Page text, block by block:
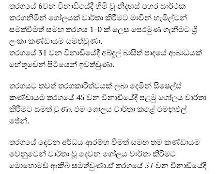
තරගයේ 6වන විනාඩියේදී හිමි වූ නිදහස් පහර සාර්ථක
කරගනිමින් ගෝලයක් වාර්තා කිරීමට මාවින් හැමිල්ටන්
සමත්වීමත් සමඟ තරගය 1-0 ක් ලෙස පෙරමුණ ගැනීමට ශ්‍රී
ලංකා කණ්ඩායම සමත්වුණා.
තරගයේ 31 වන විනාඩියේදී අබ්දුල් බාසිත් පාදයේ ආබාධයක්
හේතුවෙන් පිටියෙන් ඉවත්වුණා.
තරගයට තවත් තරගකාරිත්වයක් ලබා දෙමින් සීෂෙල්ස්
කණ්ඩායම තරගයේ 45 වන විනාඩියේදී පළමු ගෝලය වාර්තා
කිරීමට සමත් වුණා. එම ගෝලය වාර්තා කළේ එමනුඑල්
ජේන්.
තරගයේ දෙවන අර්ධය ආරම්භ වීමත් සමඟ තම කණ්ඩායම
වෙනුවෙන් වාර්තා වූ දෙවන ගෝලය වාර්තා කිරීමට
මොහොමඩ් ආකිබ් සමත්වුණා.ඒ තරගයේ 57 වන විනාඩියේදී